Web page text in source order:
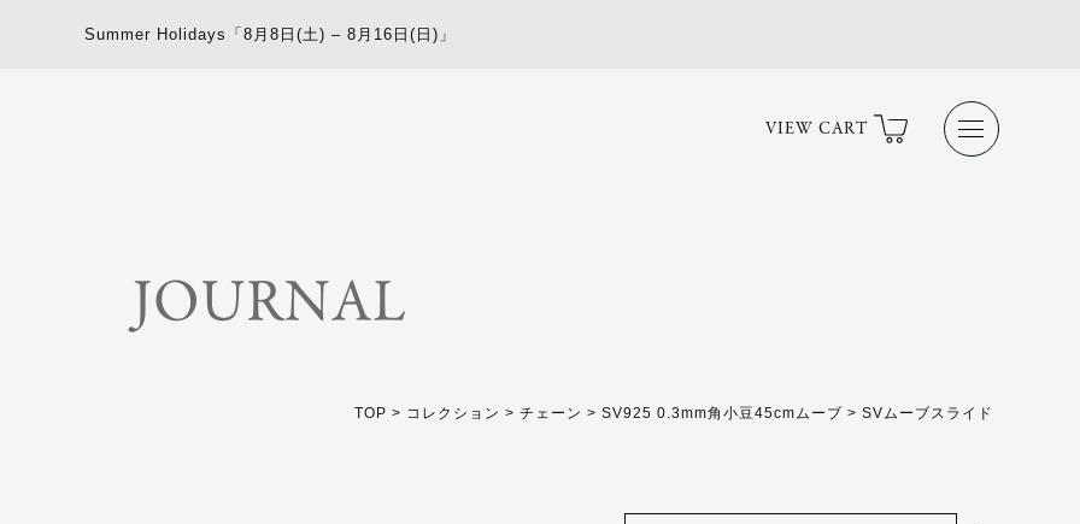
Summer Holidays「8月8日(土) – 8月16日(日)」
VIEW CART
JOURNAL
TOP > コレクション > チェーン > SV925 0.3mm角小豆45cmムーブ > SVムーブスライド